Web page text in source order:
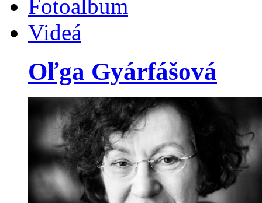
Fotoalbum
Videá
Oľga Gyárfášová